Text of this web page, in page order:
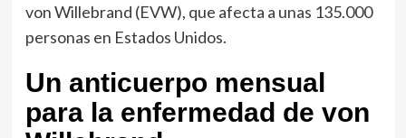
von Willebrand (EVW), que afecta a unas 135.000
personas en Estados Unidos.
Un anticuerpo mensual
para la enfermedad de von